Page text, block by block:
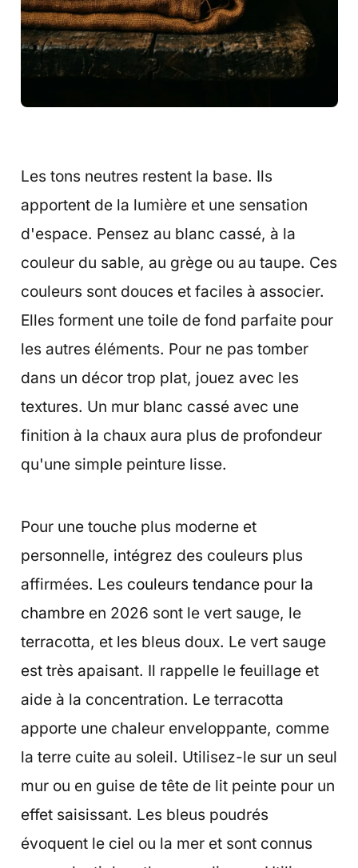
Les tons neutres restent la base. Ils
apportent de la lumière et une sensation
d'espace. Pensez au blanc cassé, à la
couleur du sable, au grège ou au taupe. Ces
couleurs sont douces et faciles à associer.
Elles forment une toile de fond parfaite pour
les autres éléments. Pour ne pas tomber
dans un décor trop plat, jouez avec les
textures. Un mur blanc cassé avec une
finition à la chaux aura plus de profondeur
qu'une simple peinture lisse.
Pour une touche plus moderne et
personnelle, intégrez des couleurs plus
affirmées. Les couleurs tendance pour la
chambreen 2026 sont le vert sauge, le
terracotta, et les bleus doux. Le vert sauge
est très apaisant. Il rappelle le feuillage et
aide à la concentration. Le terracotta
apporte une chaleur enveloppante, comme
la terre cuite au soleil. Utilisez-le sur un seul
mur ou en guise de tête de lit peinte pour un
effet saisissant. Les bleus poudrés
évoquent le ciel ou la mer et sont connus